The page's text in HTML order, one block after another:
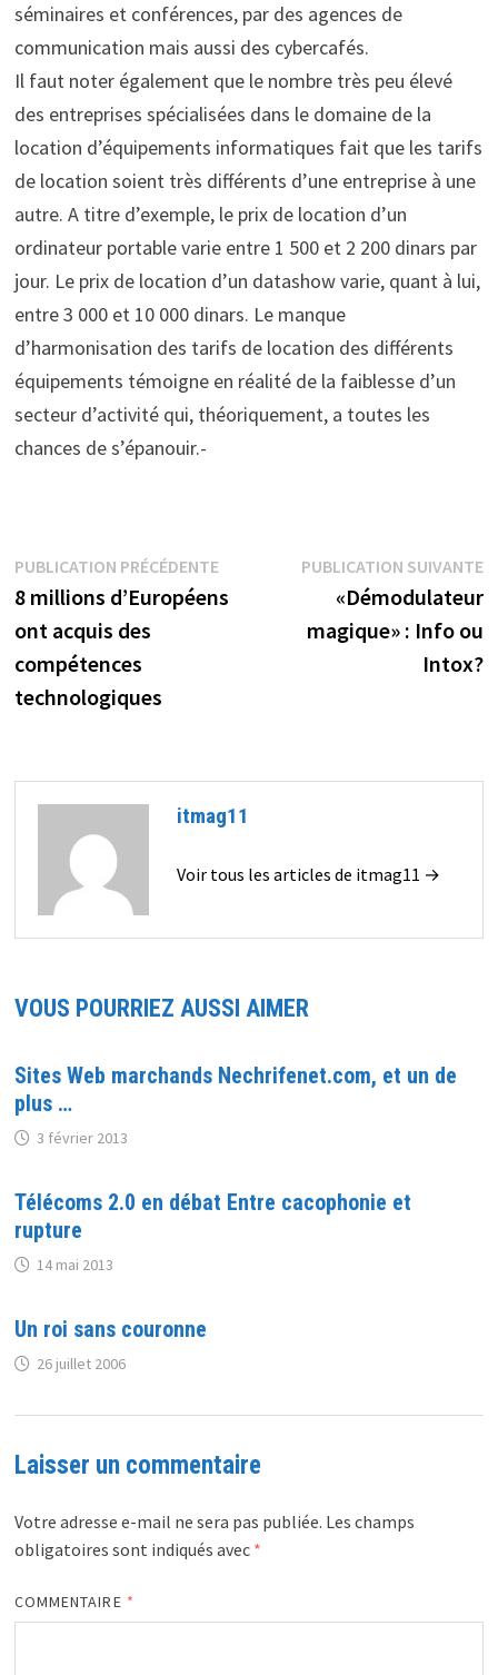
séminaires et conférences, par des agences de
communication mais aussi des cybercafés.
Il faut noter également que le nombre très peu élevé
des entreprises spécialisées dans le domaine de la
location d’équipements informatiques fait que les tarifs
de location soient très différents d’une entreprise à une
autre. A titre d’exemple, le prix de location d’un
ordinateur portable varie entre 1 500 et 2 200 dinars par
jour. Le prix de location d’un datashow varie, quant à lui,
entre 3 000 et 10 000 dinars. Le manque
d’harmonisation des tarifs de location des différents
équipements témoigne en réalité de la faiblesse d’un
secteur d’activité qui, théoriquement, a toutes les
chances de s’épanouir.-
Navigation
de
l’article
PUBLICATION PRÉCÉDENTEPublication
précédente :
8 millions d’Européens
ont acquis des
compétences
technologiques
PUBLICATION SUIVANTE
«Démodulateur
magique» : Info ou
Intox?
itmag11
Voir tous les articles de itmag11 →
VOUS POURRIEZ AUSSI AIMER
Sites Web marchands Nechrifenet.com, et un de
plus …
3 février 2013
Télécoms 2.0 en débat Entre cacophonie et
rupture
14 mai 2013
Un roi sans couronne
26 juillet 2006
Laisser un commentaire
Votre adresse e-mail ne sera pas publiée. Les champs
obligatoires sont indiqués avec *
COMMENTAIRE *